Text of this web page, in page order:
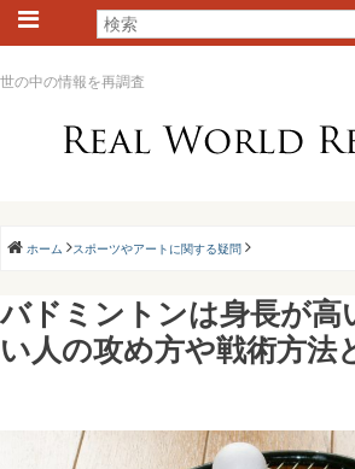
世の中の情報を再調査
ホーム スポーツやアートに関する疑問
バドミントンは身長が高
い人の攻め方や戦術方法